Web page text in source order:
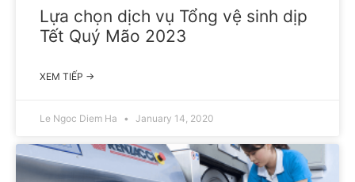
Lựa chọn dịch vụ Tổng vệ sinh dịp
Tết Quý Mão 2023
XEM TIẾP →
Le Ngoc Diem Ha January 14, 2020